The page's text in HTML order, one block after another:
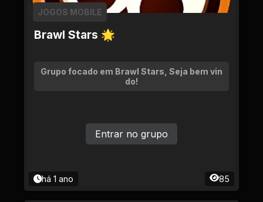
Brawl Stars 🌟
JOGOS MOBILE
Grupo focado em Brawl Stars, Seja bem vin
do!
há 1 ano 85
Entrar no grupo